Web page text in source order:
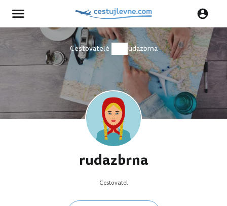
Cestovatelé rudazbrna
rudazbrna
Cestovatel